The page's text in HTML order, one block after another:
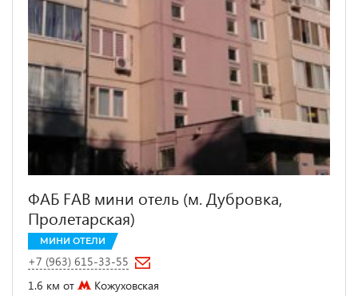
ФАБ FAB мини отель (м. Дубровка,
Пролетарская)
МИНИ ОТЕЛИ
+7 (963) 615-33-55
1.6 км от
Кожуховская